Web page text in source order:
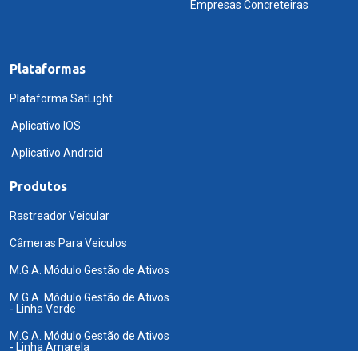
Empresas Concreteiras
Plataformas
Plataforma SatLight
Aplicativo IOS
Aplicativo Android
Produtos
Rastreador Veicular
Câmeras Para Veiculos
M.G.A. Módulo Gestão de Ativos
M.G.A. Módulo Gestão de Ativos
- Linha Verde
M.G.A. Módulo Gestão de Ativos
- Linha Amarela